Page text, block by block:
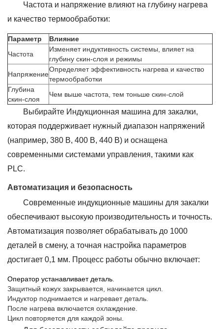
Частота и напряжение влияют на глубину нагрева
и качество термообработки:
Параметр
Влияние
Частота
Изменяет индуктивность системы, влияет на
глубину скин-слоя и режимы
Напряжение
Определяет эффективность нагрева и качество
термообработки
Глубина
скин-слоя
Чем выше частота, тем тоньше скин-слой
Выбирайте Индукционная машина для закалки,
которая поддерживает нужный диапазон напряжений
(например, 380 В, 400 В, 440 В) и оснащена
современными системами управления, такими как
PLC.
Автоматизация и безопасность
Современные индукционные машины для закалки
обеспечивают высокую производительность и точность.
Автоматизация позволяет обрабатывать до 1000
деталей в смену, а точная настройка параметров
достигает 0,1 мм. Процесс работы обычно включает:
Оператор устанавливает деталь
Защитный кожух закрывается, начинается цикл.
Индуктор поднимается и нагревает деталь.
После нагрева включается охлаждение.
Цикл повторяется для каждой зоны.